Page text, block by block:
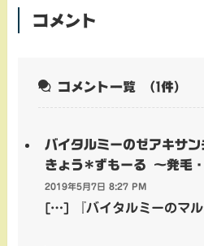
コメント
コメント一覧 （1件）
バイタルミーのゼアキサ
きょう*ずもーる ～発毛
2019年5月7日 8:27 PM
[…] 『バイタルミーのマ